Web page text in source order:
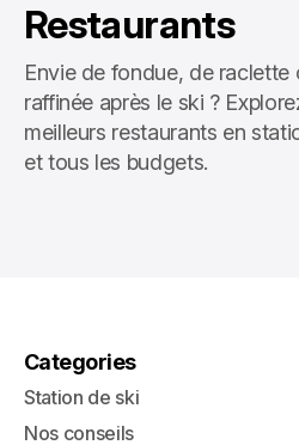
Restaurants
Envie de fondue, de raclette
raffinée après le ski ?
meilleurs restaurants en
et tous les budgets.
Categories
Station de ski
Nos conseils